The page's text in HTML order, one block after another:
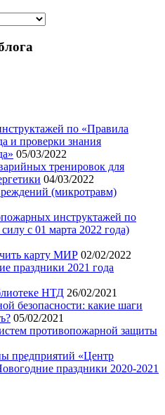
по «Правила
и проверки знания
05/03/2022
тренировок для
04/03/2022
(микротравм)
инструктажей по
с 01 марта 2022 года)
карту МИР 02/02/2022
праздники 2021 года
НТД 26/02/2021
безопасности: какие шаги
05/02/2021
противопожарной защиты
предприятий «Центр
праздники 2020-2021